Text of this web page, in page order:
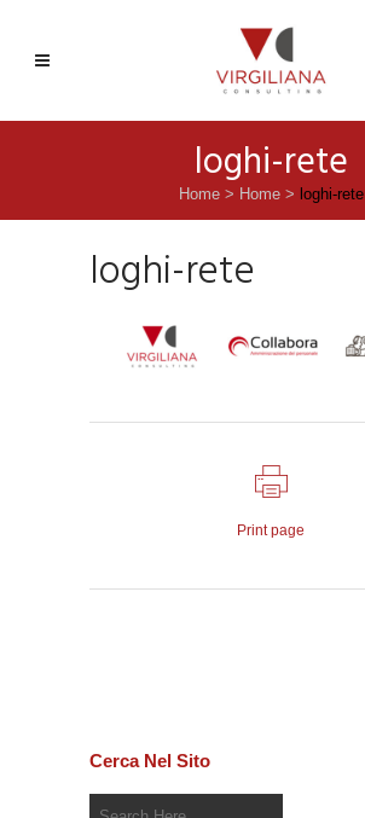
loghi-rete
Home> Home> loghi-rete
loghi-rete
Print page
Cerca Nel Sito